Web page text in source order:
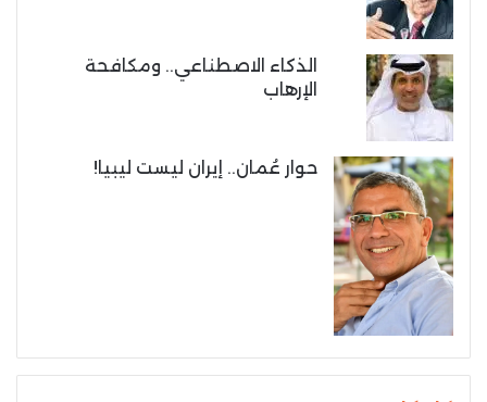
الذكاء الاصطناعي.. ومكافحة
الإرهاب
حوار عُمان.. إيران ليست ليبيا!